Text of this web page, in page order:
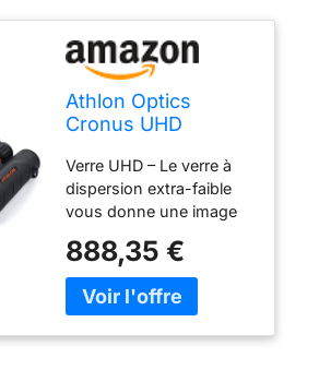
Athlon Optics
Cronus UHD
Verre UHD – Le verre à
dispersion extra-faible
vous donne une image
frange chromatique, de
sorte que le résultat final
apporte une image la
888,35 €